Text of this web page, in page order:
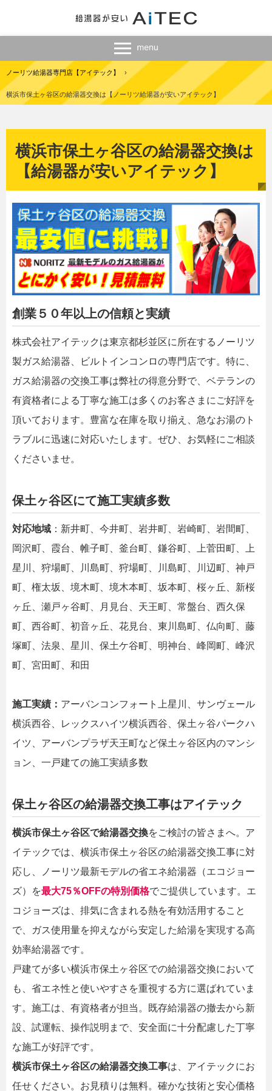
ノーリツ給湯器専門店【アイテック】 ›
横浜市保土ヶ谷区の給湯器交換は【ノーリツ給湯器が安いアイテック】
横浜市保土ヶ谷区の給湯器交換は
【給湯器が安いアイテック】
創業５０年以上の信頼と実績
株式会社アイテックは東京都杉並区に所在するノーリツ
製ガス給湯器、ビルトインコンロの専門店です。特に、
ガス給湯器の交換工事は弊社の得意分野で、ベテランの
有資格者による丁寧な施工は多くのお客さまにご好評を
頂いております。豊富な在庫を取り揃え、急なお湯のト
ラブルに迅速に対応いたします。ぜひ、お気軽にご相談
くださいませ。
保土ヶ谷区にて施工実績多数
対応地域 ：新井町、今井町、岩井町、岩崎町、岩間町、
岡沢町、霞台、帷子町、釜台町、鎌谷町、上菅田町、上
星川、狩場町、川島町、狩場町、川島町、川辺町、神戸
町、権太坂、境木町、境木本町、坂本町、桜ヶ丘、新桜
ヶ丘、瀬戸ヶ谷町、月見台、天王町、常盤台、西久保
町、西谷町、初音ヶ丘、花見台、東川島町、仏向町、藤
塚町、法泉、星川、保土ケ谷町、明神台、峰岡町、峰沢
町、宮田町、和田
施工実績： アーバンコンフォート上星川、サンヴェール
横浜西谷、レックスハイツ横浜西谷、保土ヶ谷パークハ
イツ、アーバンプラザ天王町など保土ヶ谷区内のマンシ
ョン、一戸建ての施工実績多数
保土ヶ谷区の給湯器交換工事はアイテック
横浜市保土ヶ谷区で給湯器交換をご検討の皆さまへ。ア
イテックでは、横浜市保土ヶ谷区の給湯器交換工事に対
応し、ノーリツ最新モデルの省エネ給湯器（エコジョー
ズ）を最大75％OFFの特別価格でご提供しています。エ
コジョーズは、排気に含まれる熱を有効活用すること
で、ガス使用量を抑えながら安定した給湯を実現する高
効率給湯器です。
戸建てが多い横浜市保土ヶ谷区での給湯器交換において
も、省エネ性と使いやすさを重視する方に選ばれていま
す。施工は、有資格者が担当。既存給湯器の撤去から新
設、試運転、操作説明まで、安全面に十分配慮した丁寧
な施工が好評です。
横浜市保土ヶ谷区の給湯器交換工事は、アイテックにお
任せください。お見積りは無料。確かな技術と安心価格